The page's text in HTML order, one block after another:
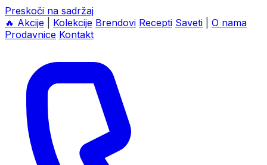
Preskoči na sadržaj
🔥 Akcije Kolekcije Brendovi Recepti Saveti
O nama
Prodavnice Kontakt